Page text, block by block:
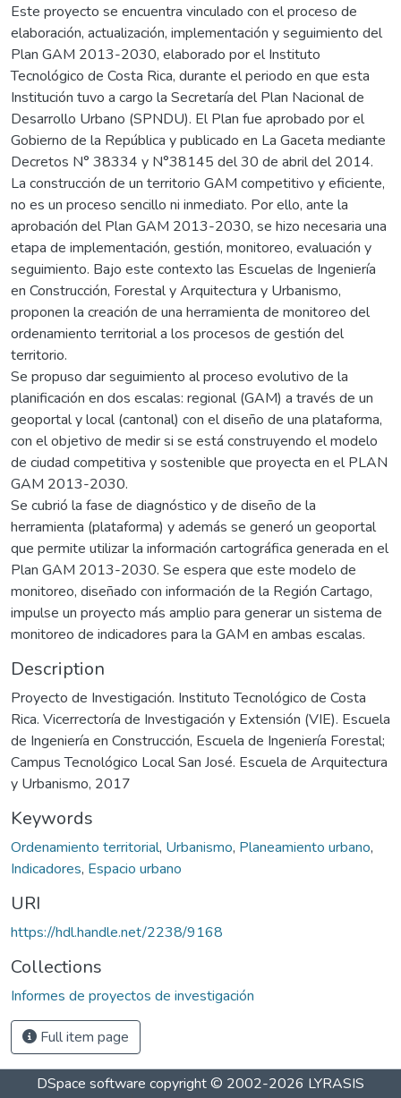
Este proyecto se encuentra vinculado con el proceso de
elaboración, actualización, implementación y seguimiento del
Plan GAM 2013-2030, elaborado por el Instituto
Tecnológico de Costa Rica, durante el periodo en que esta
Institución tuvo a cargo la Secretaría del Plan Nacional de
Desarrollo Urbano (SPNDU). El Plan fue aprobado por el
Gobierno de la República y publicado en La Gaceta mediante
Decretos N° 38334 y N°38145 del 30 de abril del 2014.
La construcción de un territorio GAM competitivo y eficiente,
no es un proceso sencillo ni inmediato. Por ello, ante la
aprobación del Plan GAM 2013-2030, se hizo necesaria una
etapa de implementación, gestión, monitoreo, evaluación y
seguimiento. Bajo este contexto las Escuelas de Ingeniería
en Construcción, Forestal y Arquitectura y Urbanismo,
proponen la creación de una herramienta de monitoreo del
ordenamiento territorial a los procesos de gestión del
territorio.
Se propuso dar seguimiento al proceso evolutivo de la
planificación en dos escalas: regional (GAM) a través de un
geoportal y local (cantonal) con el diseño de una plataforma,
con el objetivo de medir si se está construyendo el modelo
de ciudad competitiva y sostenible que proyecta en el PLAN
GAM 2013-2030.
Se cubrió la fase de diagnóstico y de diseño de la
herramienta (plataforma) y además se generó un geoportal
que permite utilizar la información cartográfica generada en el
Plan GAM 2013-2030. Se espera que este modelo de
monitoreo, diseñado con información de la Región Cartago,
impulse un proyecto más amplio para generar un sistema de
monitoreo de indicadores para la GAM en ambas escalas.
Description
Proyecto de Investigación. Instituto Tecnológico de Costa
Rica. Vicerrectoría de Investigación y Extensión (VIE). Escuela
de Ingeniería en Construcción, Escuela de Ingeniería Forestal;
Campus Tecnológico Local San José. Escuela de Arquitectura
y Urbanismo, 2017
Keywords
Ordenamiento territorial, Urbanismo, Planeamiento urbano,
Indicadores, Espacio urbano
URI
https://hdl.handle.net/2238/9168
Collections
Informes de proyectos de investigación
Full item page
DSpace software copyright © 2002-2026 LYRASIS